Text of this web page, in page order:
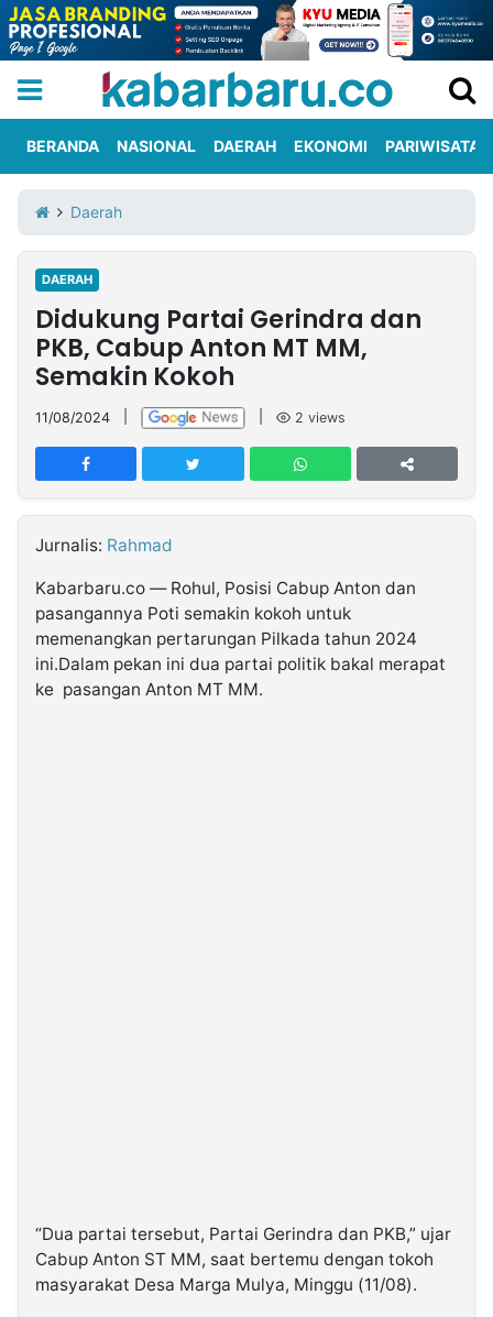
Iklan
Berita
Kami
Nasional
International
Olahraga
Entertainment
Daerah
Pariwisata
Kuliner
Kolom
Network
PT
TREETAN
INDONESIA
Partner
Insight
NTB
Suara
Time
Lens
IDN
Daily
Jogja
Jalan
Rakyat
Idealita
News
Kita
Notice
Dinamikapost.com
Radar
Baru
Seedbacklink
BERANDA NASIONAL DAERAH EKONOMI PARIWISATA
Daerah
DAERAH
Didukung Partai Gerindra dan
PKB, Cabup Anton MT MM,
Semakin Kokoh
11/08/2024 2 views
Jurnalis: Rahmad
Kabarbaru.co — Rohul, Posisi Cabup Anton dan
pasangannya Poti semakin kokoh untuk
memenangkan pertarungan Pilkada tahun 2024
ini.Dalam pekan ini dua partai politik bakal merapat
ke pasangan Anton MT MM.
“Dua partai tersebut, Partai Gerindra dan PKB,” ujar
Cabup Anton ST MM, saat bertemu dengan tokoh
masyarakat Desa Marga Mulya, Minggu (11/08).